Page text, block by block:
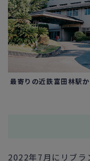
最寄りの近鉄富田林駅
2022年7月にリブラ